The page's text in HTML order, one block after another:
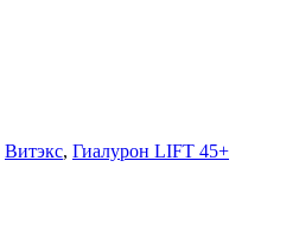
Витэкс, Гиалурон LIFT 45+